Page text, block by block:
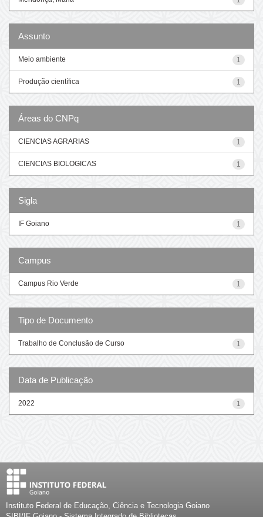
Assunto
1
Meio ambiente
1
Produção científica
Áreas do CNPq
1
CIENCIAS AGRARIAS
1
CIENCIAS BIOLOGICAS
Sigla
1
IF Goiano
Campus
1
Campus Rio Verde
Tipo de Documento
1
Trabalho de Conclusão de Curso
Data de Publicação
1
2022
Instituto Federal de Educação, Ciência e Tecnologia Goiano